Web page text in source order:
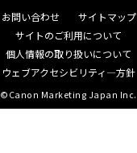
お問い合わせ
サイトマップ
サイトのご利用について
個人情報の取り扱いについて
ウェブアクセシビリティ―方針
©Canon Marketing Japan Inc.